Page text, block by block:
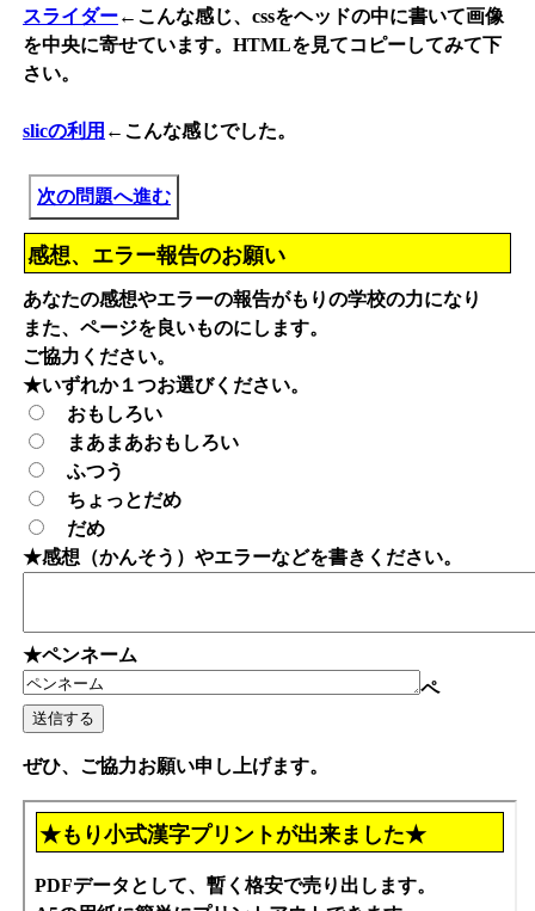
スライダー←こんな感じ、cssをヘッドの中に書いて画像
を中央に寄せています。HTMLを見てコピーしてみて下
さい。
slicの利用 ←こんな感じでした。
次の問題へ進む
感想、エラー報告のお願い
あなたの感想やエラーの報告がもりの学校の力になり
また、ページを良いものにします。
ご協力ください。
★いずれか１つお選びください。
おもしろい
まあまあおもしろい
ふつう
ちょっとだめ
だめ
★感想（かんそう）やエラーなどを書きください。
★ペンネーム
ペ
ぜひ、ご協力お願い申し上げます。